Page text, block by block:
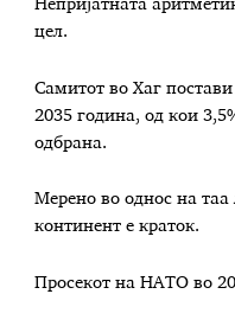
Непријатната
цел.
Самитот во Хаг
2035 година, од кои
одбрана.
Мерено во однос на таа
континент е краток.
Просекот на НАТО во